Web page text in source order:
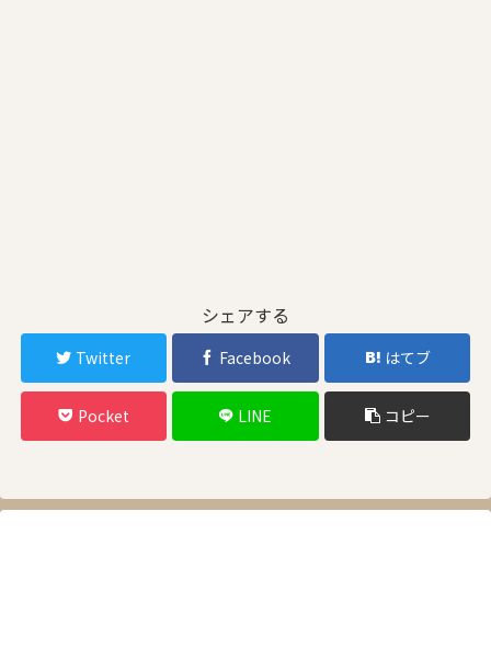
シェアする
Twitter Facebook はてブ
Pocket LINE コピー